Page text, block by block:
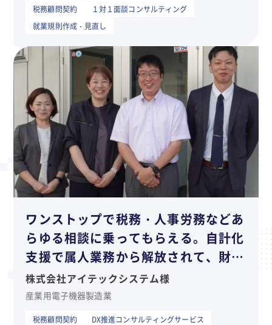
税務顧問契約
１対１面談コンサルティング
就業規則作成・見直し
ワンストップで税務・人事労務などあ
らゆる相談に乗ってもらえる。自計化
支援で属人業務から解放されて、財務
状況の把握も容易になった
株式会社アイテックシステム様
産業用電子機器製造業
税務顧問契約
DX推進コンサルティングサービス